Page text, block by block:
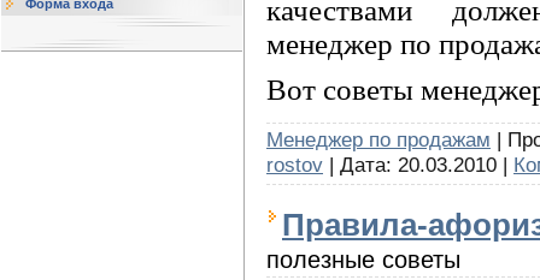
Форма входа
качествами
менеджер по
Вот советы
Менеджер по продажам |
rostov | Дата: 20.03.2010 |
Правила-
полезные советы